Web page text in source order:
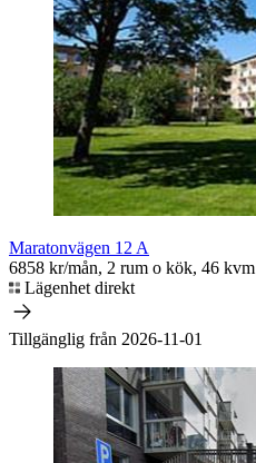
Maratonvägen 12 A
6858 kr/mån, 2 rum o kök, 46 kvm
Lägenhet direkt
Tillgänglig från 2026-11-01